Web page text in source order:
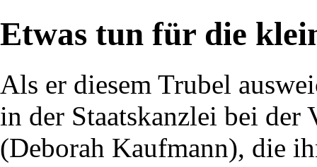
Etwas tun für die
Als er diesem Trubel
in der Staatskanzlei bei der
(Deborah Kaufmann), die